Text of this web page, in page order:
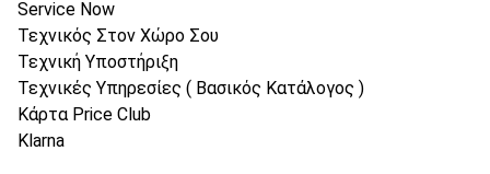
Service Now
Τεχνικός Στον Χώρο Σου
Τεχνική Υποστήριξη
Τεχνικές Υπηρεσίες ( Βασικός Κατάλογος )
Κάρτα Price Club
Klarna